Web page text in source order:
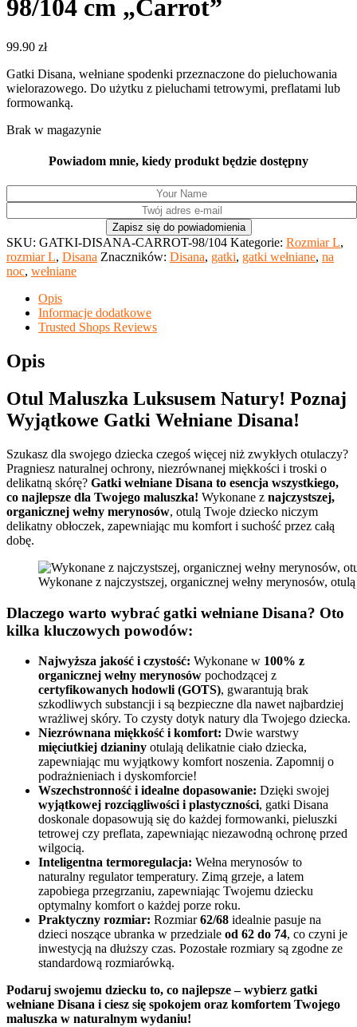
98/104 cm „Carrot”
99.90 zł
Gatki Disana, wełniane spodenki przeznaczone do pieluchowania
wielorazowego. Do użytku z pieluchami tetrowymi, preflatami lub
formowanką.
Brak w magazynie
Powiadom mnie, kiedy produkt będzie dostępny
SKU: GATKI-DISANA-CARROT-98/104 Kategorie: Rozmiar L,
rozmiar L, Disana Znaczników: Disana, gatki, gatki wełniane, na
noc, wełniane
Opis
Informacje dodatkowe
Trusted Shops Reviews
Opis
Otul Maluszka Luksusem Natury! Poznaj
Wyjątkowe Gatki Wełniane Disana!
Szukasz dla swojego dziecka czegoś więcej niż zwykłych otulaczy?
Pragniesz naturalnej ochrony, niezrównanej miękkości i troski o
delikatną skórę? Gatki wełniane Disana to esencja wszystkiego,
co najlepsze dla Twojego maluszka! Wykonane z najczystszej,
organicznej wełny merynosów, otulą Twoje dziecko niczym
delikatny obłoczek, zapewniając mu komfort i suchość przez całą
dobę.
Wykonane z najczystszej, organicznej wełny merynosów,
Dlaczego warto wybrać gatki wełniane Disana? Oto
kilka kluczowych powodów:
Najwyższa jakość i czystość: Wykonane w 100% z
organicznej wełny merynosów pochodzącej z
certyfikowanych hodowli (GOTS), gwarantują brak
szkodliwych substancji i są bezpieczne dla nawet najbardziej
wrażliwej skóry. To czysty dotyk natury dla Twojego dziecka.
Niezrównana miękkość i komfort: Dwie warstwy
mięciutkiej dzianiny otulają delikatnie ciało dziecka,
zapewniając mu wyjątkowy komfort noszenia. Zapomnij o
podrażnieniach i dyskomforcie!
Wszechstronność i idealne dopasowanie: Dzięki swojej
wyjątkowej rozciągliwości i plastyczności, gatki Disana
doskonale dopasowują się do każdej formowanki, pieluszki
tetrowej czy preflata, zapewniając niezawodną ochronę przed
wilgocią.
Inteligentna termoregulacja: Wełna merynosów to
naturalny regulator temperatury. Zimą grzeje, a latem
zapobiega przegrzaniu, zapewniając Twojemu dziecku
optymalny komfort o każdej porze roku.
Praktyczny rozmiar: Rozmiar62/68 idealnie pasuje na
dzieci noszące ubranka w przedziale od 62 do 74, co czyni je
inwestycją na dłuższy czas. Pozostałe rozmiary są zgodne ze
standardową rozmiarówką.
Podaruj swojemu dziecku to, co najlepsze – wybierz gatki
wełniane Disana i ciesz się spokojem oraz komfortem Twojego
maluszka w naturalnym wydaniu!